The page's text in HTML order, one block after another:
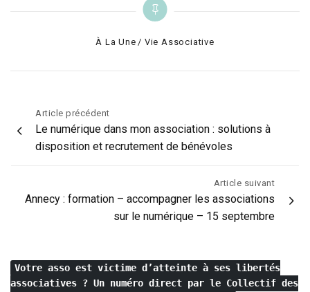
Categories
À La Une Vie Associative
Navigation
de
l’article
Article précédent
Le numérique dans mon association : solutions à
disposition et recrutement de bénévoles
Article suivant
Annecy : formation – accompagner les associations
sur le numérique – 15 septembre
Votre asso est victime d’atteinte à ses libertés
associatives ? Un numéro direct par le Collectif des